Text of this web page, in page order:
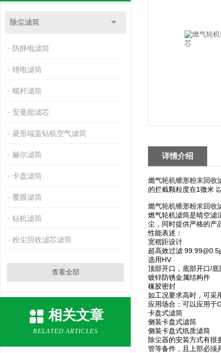
除尘滤筒
防静电滤筒
锂电滤筒
螺杆滤筒
安曼能滤芯
菱形端盖钻机空气滤筒
赫尔滤筒
卡盘滤筒
覆膜滤筒
钻机滤筒
粉尘回收滤芯滤筒
查看全部
相关文章
RELATED ARTICLES
详情介绍
燃气轮机锥形粉末回收
的拦截颗粒度在1微米
燃气轮机锥形粉末回收
燃气轮机滤筒是晴空滤
尘，同时提供严格的产
性能表述：
宽褶距设计
超高效过滤 99.99@0.5
选用HV
顶部开口，底部开口/
镀锌防锈金属结构件
橡胶密封
如工况要求高时，可采
应用场合：可以应用于
卡盘式滤筒
侧装卡盘式滤筒
侧装卡盘式纸质滤筒
除尘器的安装方式有很
管等备件，且上部必须